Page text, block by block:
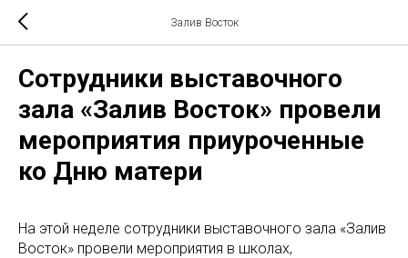
Залив Восток
Сотрудники выставочного
зала «Залив Восток» провели
мероприятия приуроченные
ко Дню матери
На этой неделе сотрудники выставочного зала «Залив
Восток» провели мероприятия в школах,